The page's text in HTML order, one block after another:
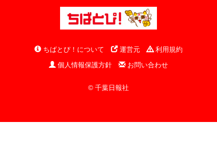
ちばとぴ！について 運営元
利用規約
個人情報保護方針
お問い合わせ
© 千葉日報社